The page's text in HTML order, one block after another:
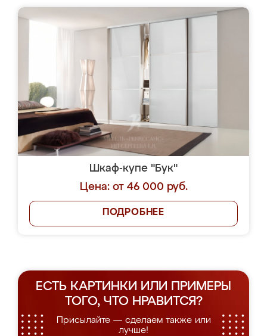
Шкаф-купе "Бук"
Цена: от 46 000 руб.
ПОДРОБНЕЕ
ЕСТЬ КАРТИНКИ ИЛИ ПРИМЕРЫ
ТОГО, ЧТО НРАВИТСЯ?
Присылайте — сделаем также или
лучше!